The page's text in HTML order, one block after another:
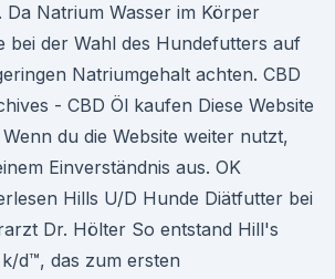
Da Natrium Wasser im Körper
bei der Wahl des Hundefutters auf
Natriumgehalt achten. CBD
- CBD Öl kaufen Diese Website
du die Website weiter nutzt,
Einverständnis aus. OK
Hills U/D Hunde Diätfutter bei
Dr. Hölter So entstand Hill's
d™, das zum ersten